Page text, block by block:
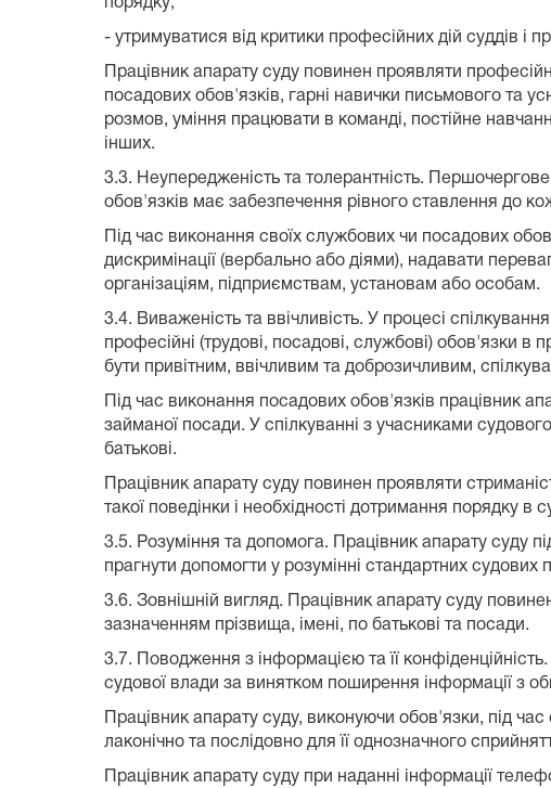
- утримуватися від критики професійних дій суддів і
Працівник апарату суду повинен проявляти
посадових обов'язків, гарні навички письмового та
розмов, уміння працювати в команді, постійне
інших.
3.3. Неупередженість та толерантність.
обов'язків має забезпечення рівного ставлення до
Під час виконання своїх службових чи посадових
дискримінації (вербально або діями), надавати
організаціям, підприємствам, установам або особам.
3.4. Виваженість та ввічливість. У процесі
професійні (трудові, посадові, службові) обов'язки в
бути привітним, ввічливим та доброзичливим,
Під час виконання посадових обов'язків працівник
займаної посади. У спілкуванні з учасниками
батькові.
Працівник апарату суду повинен проявляти
такої поведінки і необхідності дотримання порядку в
3.5. Розуміння та допомога. Працівник апарату суду
прагнути допомогти у розумінні стандартних
3.6. Зовнішній вигляд. Працівник апарату суду
зазначенням прізвища, імені, по батькові та посади.
3.7. Поводження з інформацією та її
судової влади за винятком поширення інформації з
Працівник апарату суду, виконуючи обов'язки, під
лаконічно та послідовно для її однозначного
Працівник апарату суду при наданні інформації